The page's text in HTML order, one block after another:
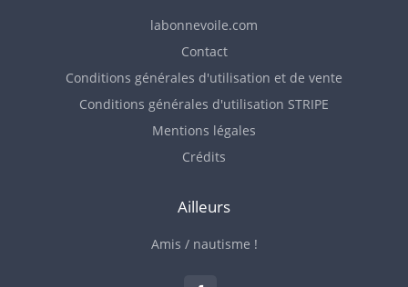
labonnevoile.com
Contact
Conditions générales d'utilisation et de vente
Conditions générales d'utilisation STRIPE
Mentions légales
Crédits
Ailleurs
Amis / nautisme !